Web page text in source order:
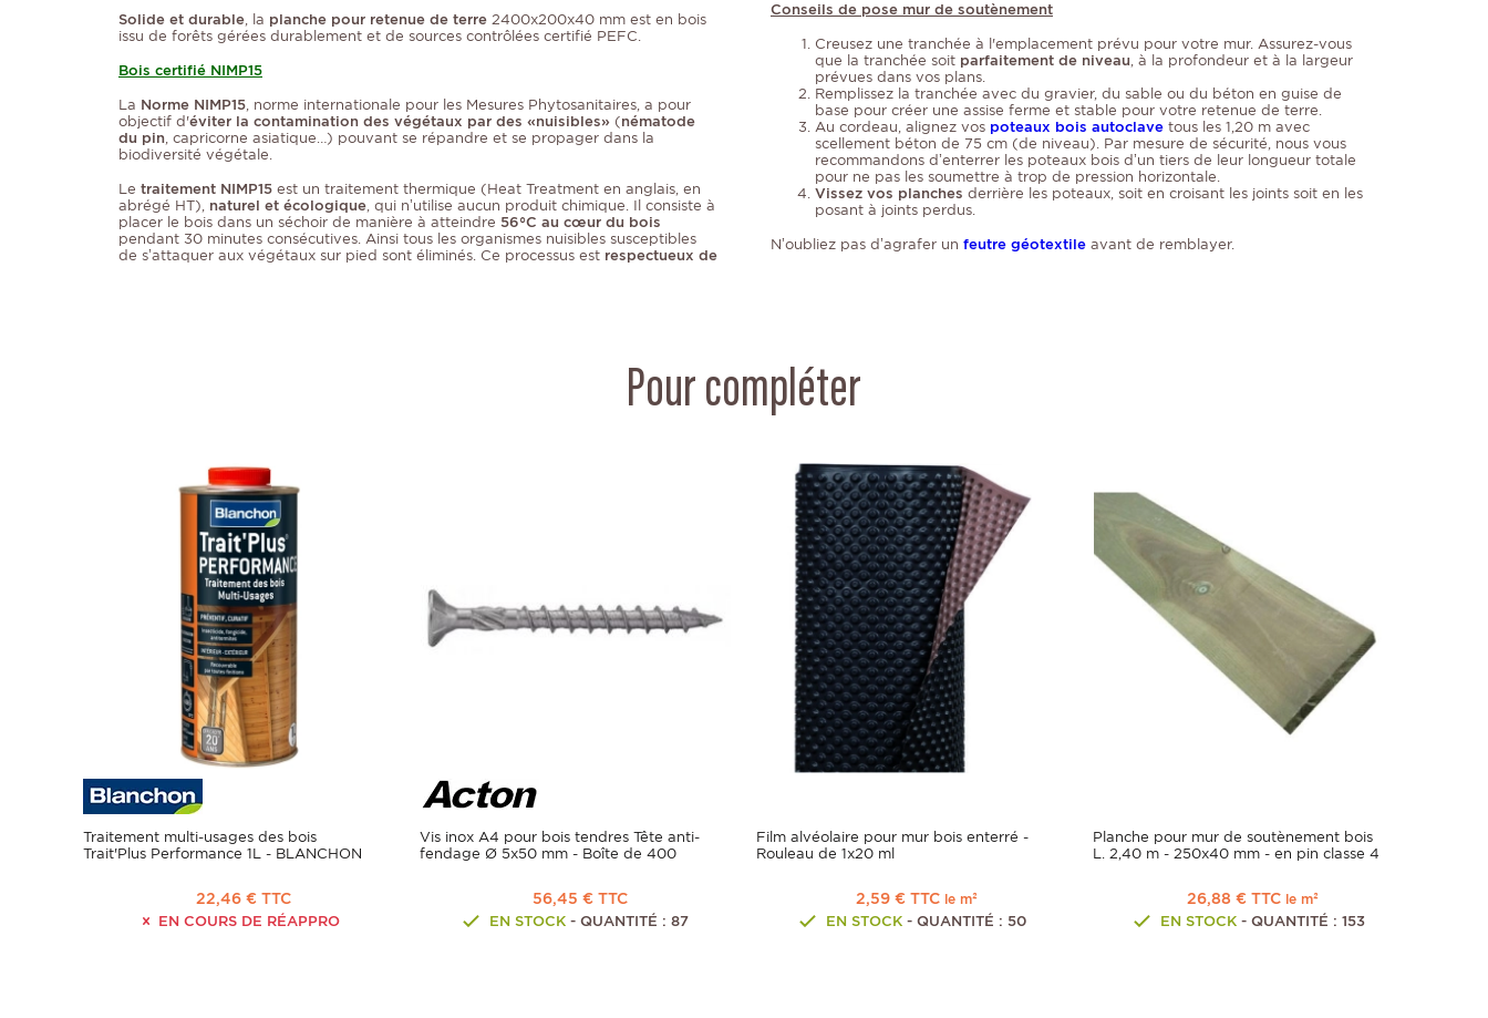
Solide et durable, la planche pour retenue de terre 2400x200x40 mm est en bois
issu de forêts gérées durablement et de sources contrôlées certifié PEFC.
Bois certifié NIMP15
La Norme NIMP15, norme internationale pour les Mesures Phytosanitaires, a pour
objectif d'éviter la contamination des végétaux par des «nuisibles» (nématode
du pin, capricorne asiatique…) pouvant se répandre et se propager dans la
biodiversité végétale.
Le traitement NIMP15 est un traitement thermique (Heat Treatment en anglais, en
abrégé HT), naturel et écologique, qui n’utilise aucun produit chimique. Il consiste à
placer le bois dans un séchoir de manière à atteindre 56°C au cœur du bois
pendant 30 minutes consécutives. Ainsi tous les organismes nuisibles susceptibles
de s’attaquer aux végétaux sur pied sont éliminés. Ce processus est respectueux de
Conseils de pose mur de soutènement
Creusez une tranchée à l'emplacement prévu pour votre mur. Assurez-vous
que la tranchée soit parfaitement de niveau, à la profondeur et à la largeur
prévues dans vos plans.
Remplissez la tranchée avec du gravier, du sable ou du béton en guise de
base pour créer une assise ferme et stable pour votre retenue de terre.
Au cordeau, alignez vos poteaux bois autoclave tous les 1,20 m avec
scellement béton de 75 cm (de niveau). Par mesure de sécurité, nous vous
recommandons d’enterrer les poteaux bois d’un tiers de leur longueur totale
pour ne pas les soumettre à trop de pression horizontale.
Vissez vos planches derrière les poteaux, soit en croisant les joints soit en les
posant à joints perdus.
N’oubliez pas d’agrafer un feutre géotextile avant de remblayer.
Pour compléter
Traitement multi-usages des bois
Trait'Plus Performance 1L - BLANCHON
22,46 € TTC
EN COURS DE RÉAPPRO
Vis inox A4 pour bois tendres Tête anti-
fendage Ø 5x50 mm - Boîte de 400
56,45 € TTC
EN STOCK - QUANTITÉ : 87
Film alvéolaire pour mur bois enterré -
Rouleau de 1x20 ml
2,59 € TTC le m²
EN STOCK- QUANTITÉ : 50
Planche pour mur de soutènement bois
L. 2,40 m - 250x40 mm - en pin classe 4
26,88 € TTC le m²
EN STOCK- QUANTITÉ : 153